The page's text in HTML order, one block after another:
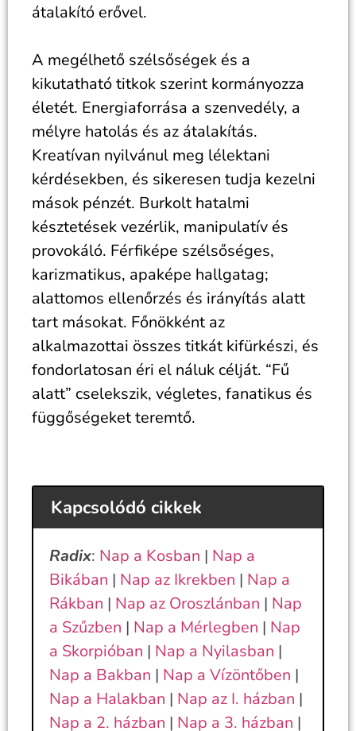
átalakító erővel.
A megélhető szélsőségek és a
kikutatható titkok szerint kormányozza
életét. Energiaforrása a szenvedély, a
mélyre hatolás és az átalakítás.
Kreatívan nyilvánul meg lélektani
kérdésekben, és sikeresen tudja kezelni
mások pénzét. Burkolt hatalmi
késztetések vezérlik, manipulatív és
provokáló. Férfiképe szélsőséges,
karizmatikus, apaképe hallgatag;
alattomos ellenőrzés és irányítás alatt
tart másokat. Főnökként az
alkalmazottai összes titkát kifürkészi, és
fondorlatosan éri el náluk célját. “Fű
alatt” cselekszik, végletes, fanatikus és
függőségeket teremtő.
Kapcsolódó cikkek
Radix: Nap a Kosban | Nap a
Bikában | Nap az Ikrekben | Nap a
Rákban | Nap az Oroszlánban | Nap
a Szűzben | Nap a Mérlegben | Nap
a Skorpióban | Nap a Nyilasban |
Nap a Bakban | Nap a Vízöntőben |
Nap a Halakban | Nap az I. házban |
Nap a 2. házban | Nap a 3. házban |